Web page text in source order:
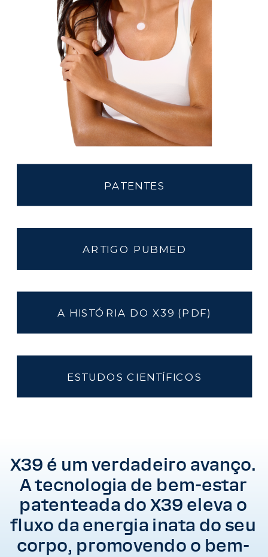
PATENTES
ARTIGO PUBMED
A HISTÓRIA DO X39 (PDF)
ESTUDOS CIENTÍFICOS
X39 é um verdadeiro avanço.
A tecnologia de bem-estar
patenteada do X39 eleva o
fluxo da energia inata do seu
corpo, promovendo o bem-